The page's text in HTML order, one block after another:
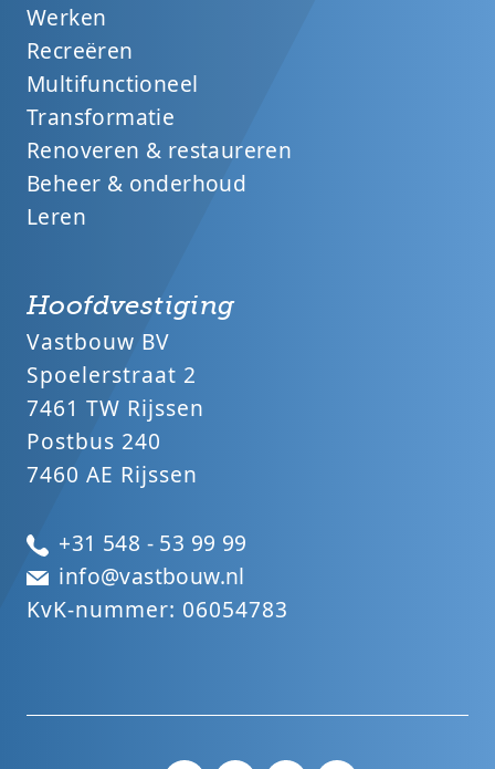
Werken
Recreëren
Multifunctioneel
Transformatie
Renoveren & restaureren
Beheer & onderhoud
Leren
Hoofdvestiging
Vastbouw BV
Spoelerstraat 2
7461 TW Rijssen
Postbus 240
7460 AE Rijssen
+31 548 - 53 99 99
info@vastbouw.nl
KvK-nummer: 06054783